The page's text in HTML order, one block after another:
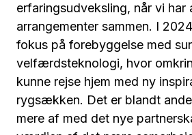
erfaringsudveksling, når vi har
arrangementer sammen. I
fokus på forebyggelse med
velfærdsteknologi, hvor
kunne rejse hjem med ny
rygsækken. Det er blandt
mere af med det nye